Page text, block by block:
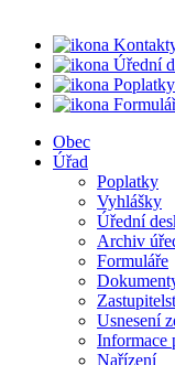
Obec
Úřad
Poplatky
Vyhlášky
Úřední
Archiv
Formuláře
Usnesení
Informace
Nařízení